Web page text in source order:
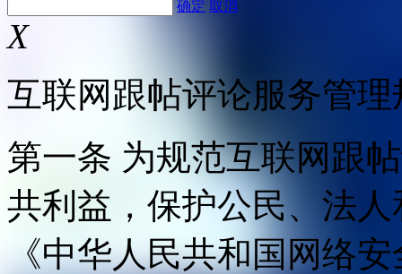
确定 取消
X
互联网跟帖评论服务管理
第一条 为规范互联网跟
共利益，保护公民、法
《中华人民共和国网络